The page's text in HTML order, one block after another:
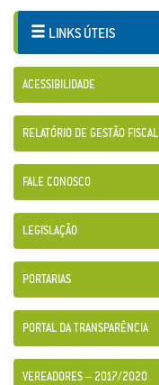
LINKS ÚTEIS
ACESSIBILIDADE
RELATÓRIO DE GESTÃO FISCAL
FALE CONOSCO
LEGISLAÇÃO
PORTARIAS
PORTAL DA TRANSPARÊNCIA
VEREADORES – 2017/2020